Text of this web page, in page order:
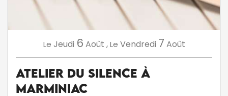
Le Jeudi 6 Août ,Le Vendredi 7 Août
Atelier du silence à
Marminiac